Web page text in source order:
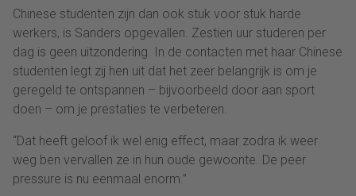
Chinese studenten zijn dan ook stuk voor stuk harde
werkers, is Sanders opgevallen. Zestien uur studeren per
dag is geen uitzondering. In de contacten met haar Chinese
studenten legt zij hen uit dat het zeer belangrijk is om je
geregeld te ontspannen – bijvoorbeeld door aan sport
doen – om je prestaties te verbeteren.
“Dat heeft geloof ik wel enig effect, maar zodra ik weer
weg ben vervallen ze in hun oude gewoonte. De peer
pressure is nu eenmaal enorm.”